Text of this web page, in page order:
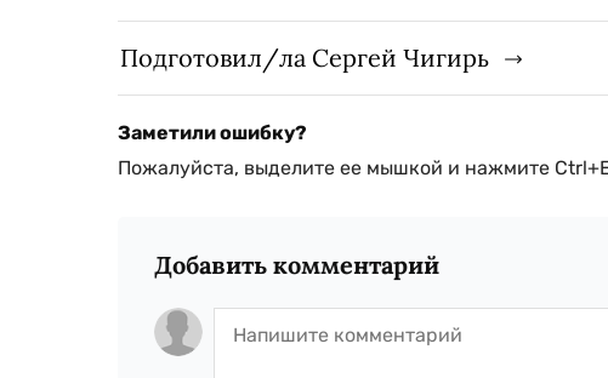
Подготовил/ла Сергей Чигирь
Заметили ошибку?
Пожалуйста, выделите ее мышкой и нажмите
Добавить комментарий